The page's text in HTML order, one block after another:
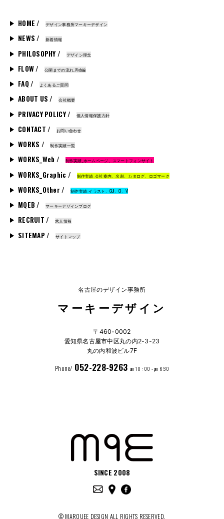
HOME / デザイン事務所マーキーデザイン
NEWS / 新着情報
PHILOSOPHY / デザイン理念
FLOW / 公開までの流れ_Web編
FAQ / よくあるご質問
ABOUT US / 会社概要
PRIVACY POLICY / 個人情報保護方針
CONTACT / お問い合わせ
WORKS / 制作実績一覧
WORKS_Web / 制作実績_ホームページ、スマートフォンサイト
WORKS_Graphic / 制作実績_会社案内、名刺、カタログ、ロゴマーク
WORKS_Other / 制作実績_イラスト、GUI、CI、VI
MQEB / マーキーデザインブログ
RECRUIT / 求人情報
SITEMAP / サイトマップ
名古屋のデザイン事務所
マーキーデザイン
〒460-0002
愛知県名古屋市中区丸の内2-3-23
丸の内和波ビル7F
Phone/ 052-228-9263 am 10 : 00 - pm 6:30
SINCE 2008
© MARQUEE DESIGN ALL RIGHTS RESERVED.